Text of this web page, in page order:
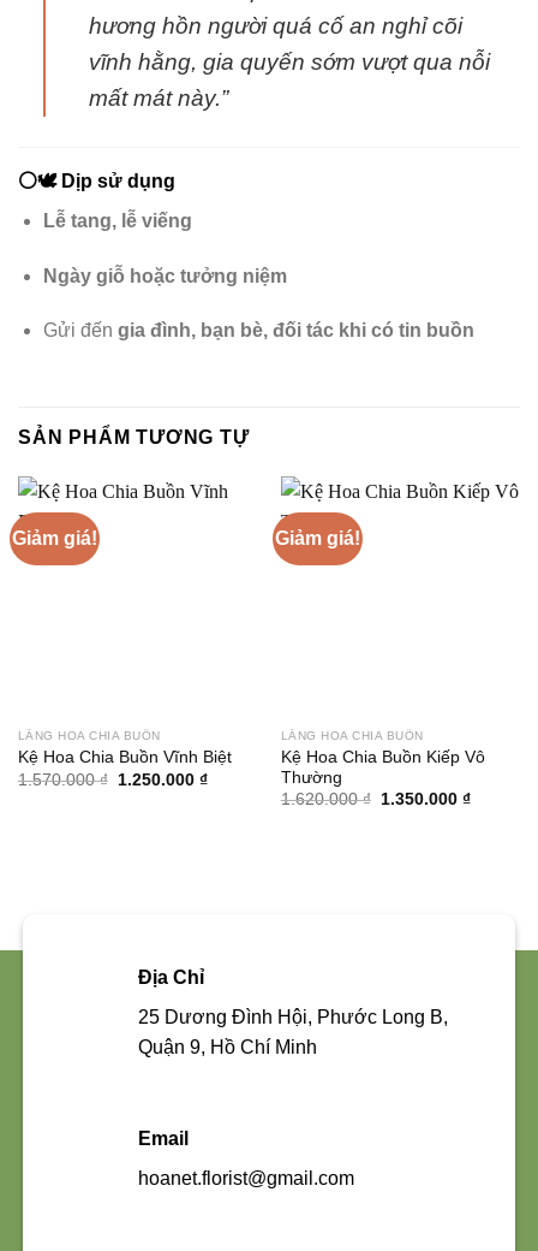
hương hồn người quá cố an nghỉ cõi
vĩnh hằng, gia quyến sớm vượt qua nỗi
mất mát này.”
⚪️🕊️ Dịp sử dụng
Lễ tang, lễ viếng
Ngày giỗ hoặc tưởng niệm
Gửi đến gia đình, bạn bè, đối tác khi có tin buồn
SẢN PHẨM TƯƠNG TỰ
Giảm giá!
LẴNG HOA CHIA BUỒN
Kệ Hoa Chia Buồn Vĩnh Biệt
1.570.000₫
Giá
1.250.000 ₫Giá
Giảm giá!
LẴNG HOA CHIA BUỒN
Kệ Hoa Chia Buồn Kiếp Vô
Thường
1.620.000₫
Giá
1.350.000 ₫Giá
Địa Chỉ
25 Dương Đình Hội, Phước Long B,
Quận 9, Hồ Chí Minh
Email
hoanet.florist@gmail.com